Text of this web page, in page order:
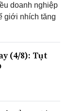
doanh nghiệp
giới nhích tăng
(4/8): Tụt